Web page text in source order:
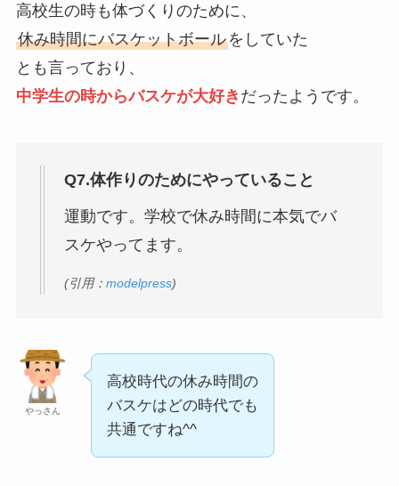
高校生の時も体づくりのために、
休み時間にバスケットボールをしていた
とも言っており、
中学生の時からバスケが大好き だったようです。
Q7.体作りのためにやっていること
運動です。学校で休み時間に本気でバ
スケやってます。
(引用： modelpress)
やっさん
高校時代の休み時間の
バスケはどの時代でも
共通ですね^^